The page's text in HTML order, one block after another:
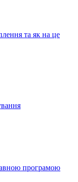
та як на це
програмою